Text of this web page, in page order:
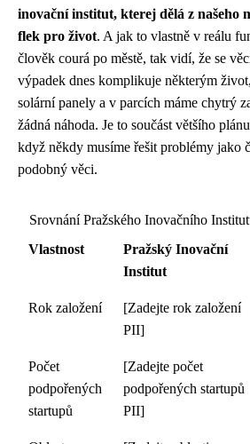
inovační institut, kterej dělá z našeho
flek pro život. A jak to vlastně v reálu
člověk courá po městě, tak vidí, že se
výpadek dnes komplikuje některým
solární panely a v parcích máme chytrý
žádná náhoda. Je to součást většího
když někdy musíme řešit problémy jako
podobný věci.
Srovnání Pražského Inovačního
Vlastnost
Pražský Inovační
Institut
Rok založení
[Zadejte rok založení
PII]
Počet
podpořených
startupů
[Zadejte počet
podpořených startupů
PII]